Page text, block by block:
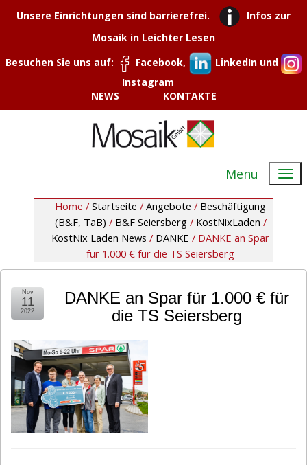
Unsere Einrichtungen sind barrierefrei.
Infos zur
Mosaik in Leichter Lesen
Besuchen Sie uns auf:
Facebook,
LinkedIn und
Instagram
NEWS
KONTAKTE
Menu
Home / Startseite / Angebote / Beschäftigung
(B&F, TaB) / B&F Seiersberg / KostNixLaden /
KostNix Laden News / DANKE / DANKE an Spar
für 1.000 € für die TS Seiersberg
DANKE an Spar für 1.000 € für
die TS Seiersberg
Nov
11
2022